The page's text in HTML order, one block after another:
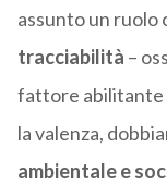
assunto un ruolo
tracciabilità –
fattore abilitante
la valenza,
ambientale e